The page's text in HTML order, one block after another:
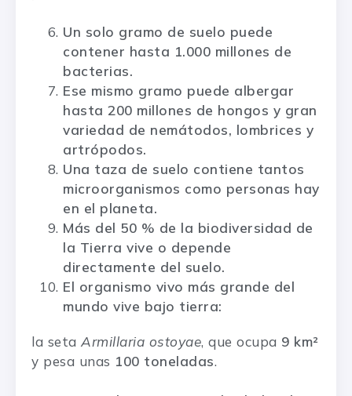
Un solo gramo de suelo puede
contener hasta 1.000 millones de
bacterias.
Ese mismo gramo puede albergar
hasta 200 millones de hongos y gran
variedad de nemátodos, lombrices y
artrópodos.
Una taza de suelo contiene tantos
microorganismos como personas hay
en el planeta.
Más del 50 % de la biodiversidad de
la Tierra vive o depende
directamente del suelo.
El organismo vivo más grande del
mundo vive bajo tierra:
la seta Armillaria ostoyae, que ocupa 9 km²
y pesa unas 100 toneladas.